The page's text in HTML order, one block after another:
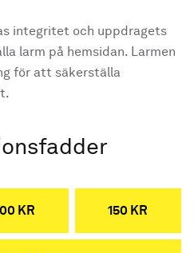
integritet och uppdragets
larm på hemsidan. Larmen
för att säkerställa
KR 150 KR